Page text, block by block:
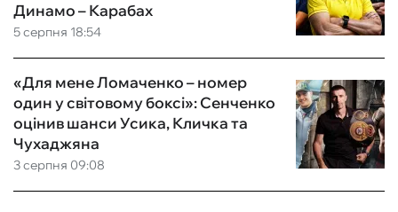
5 серпня 18:54
Динамо – Карабах
3 серпня 09:08
«Для мене Ломаченко – номер
один у світовому боксі»: Сенченко
оцінив шанси Усика, Кличка та
Чухаджяна